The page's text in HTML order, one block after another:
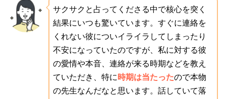
サクサクと占ってくださる中で核心を突く
結果にいつも驚いています。すぐに連絡を
くれない彼についイライラしてしまったり
不安になっていたのですが、私に対する彼
の愛情や本音、連絡が来る時期などを教え
ていただき、特に 時期は当たったので本物
の先生なんだなと思います。話していて落